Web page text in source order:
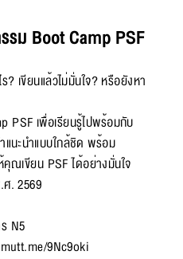
รม Boot Camp PSF
? เขียนแล้วไม่มั่นใจ? หรือยังหา
PSF เพื่อเรียนรู้ไปพร้อมกับ
นะนำแบบใกล้ชิด พร้อม
คุณเขียน PSF ได้อย่างมั่นใจ
. 2569
N5
9Nc9oki